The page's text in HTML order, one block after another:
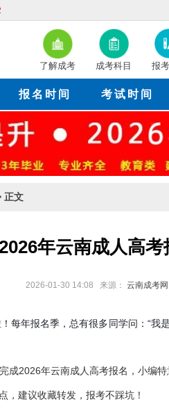
了解成考 成考科目 报
报名时间 考试时间
正文
年云南成人高
2026-01-30 14:08 来源： 云南成考网
年报名季，总有很多同学问：“我
2026年云南成人高考报名，小编特
，建议收藏转发，报考不踩坑！